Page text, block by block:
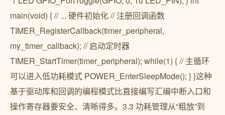
main(void) { // ... 硬件初始化 // 注册回调函数
TIMER_RegisterCallback(timer_peripheral,
my_timer_callback); // 启动定时器
TIMER_StartTimer(timer_peripheral); while(1) { // 主循环
可以进入低功耗模式 POWER_EnterSleepMode(); } }这种
基于驱动库和回调的编程模式比直接编写汇编中断入口和
操作寄存器要安全、清晰得多。3.3 功耗管理从“粗放”到